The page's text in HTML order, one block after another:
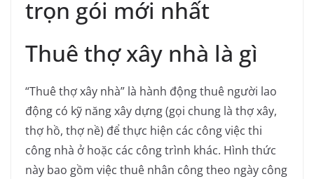
trọn gói mới nhất
Thuê thợ xây nhà là gì
“Thuê thợ xây nhà” là hành động thuê người lao
động có kỹ năng xây dựng (gọi chung là thợ xây,
thợ hồ, thợ nề) để thực hiện các công việc thi
công nhà ở hoặc các công trình khác. Hình thức
này bao gồm việc thuê nhân công theo ngày công